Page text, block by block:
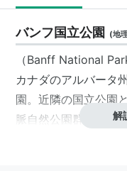
バンフ国立公園 (地
（Banff National
カナダのアルバータ州
園。近隣の国立公園
脈自然公園群
」とし
解